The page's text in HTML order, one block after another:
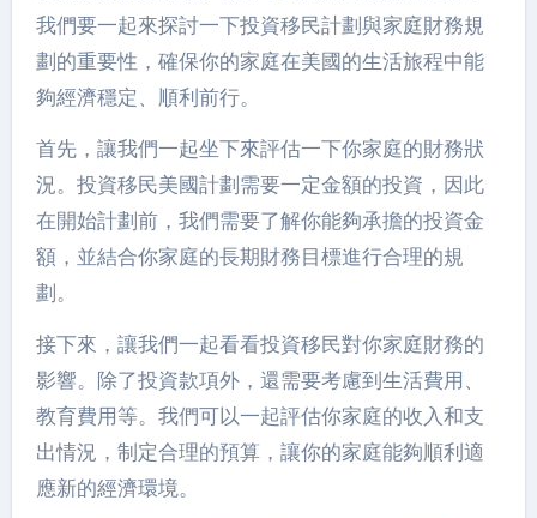
我們要一起來探討一下投資移民計劃與家庭財務規
劃的重要性，確保你的家庭在美國的生活旅程中能
夠經濟穩定、順利前行。
首先，讓我們一起坐下來評估一下你家庭的財務狀
況。投資移民美國計劃需要一定金額的投資，因此
在開始計劃前，我們需要了解你能夠承擔的投資金
額，並結合你家庭的長期財務目標進行合理的規
劃。
接下來，讓我們一起看看投資移民對你家庭財務的
影響。除了投資款項外，還需要考慮到生活費用、
教育費用等。我們可以一起評估你家庭的收入和支
出情況，制定合理的預算，讓你的家庭能夠順利適
應新的經濟環境。